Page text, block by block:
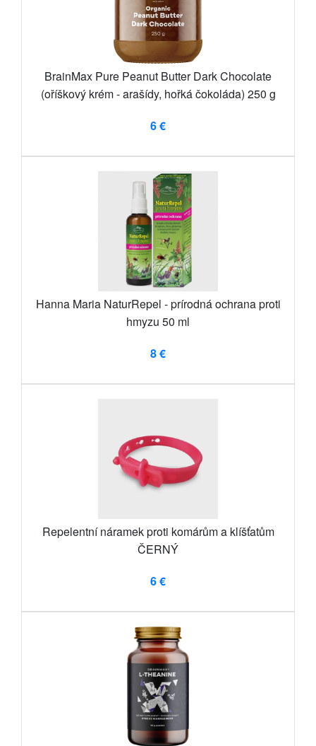
BrainMax Pure Peanut Butter Dark Chocolate
(oříškový krém - arašídy, hořká čokoláda) 250 g
6 €
Hanna Maria NaturRepel - prírodná ochrana proti
hmyzu 50 ml
8 €
Repelentní náramek proti komárům a klíšťatům
ČERNÝ
6 €